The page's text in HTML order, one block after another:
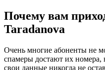
Почему вам
Taradanova
Очень многие абоненты не
спамеры достают их номера,
свои данные никогда не